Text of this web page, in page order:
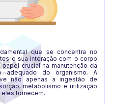
que se concentra no
e sua interação com o corpo
papel crucial na manutenção da
adequado do organismo. A
não apenas a ingestão de
metabolismo e utilização
fornecem.